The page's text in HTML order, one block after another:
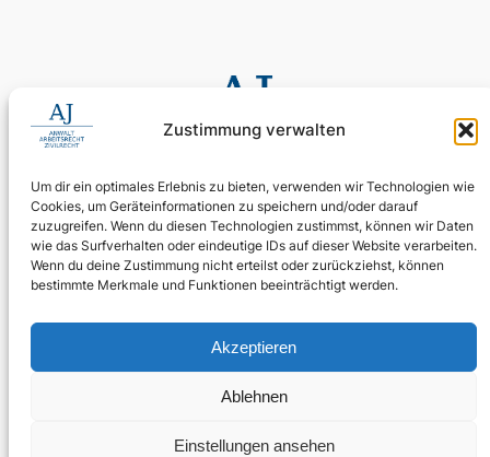
Zustimmung verwalten
Um dir ein optimales Erlebnis zu bieten, verwenden wir Technologien wie
Cookies, um Geräteinformationen zu speichern und/oder darauf
zuzugreifen. Wenn du diesen Technologien zustimmst, können wir Daten
wie das Surfverhalten oder eindeutige IDs auf dieser Website verarbeiten.
Wenn du deine Zustimmung nicht erteilst oder zurückziehst, können
bestimmte Merkmale und Funktionen beeinträchtigt werden.
Akzeptieren
Ablehnen
Einstellungen ansehen
0155 60 11 80 35
Digitale Assistenz: 030 4397 9215 90
24/7 erreichbar: Ihr Anliegen wird zuverlässig aufgenommen.
WhatsApp Business
kanzlei@ra-aj.de
Über uns Rechtliches
Datenschutz
Social